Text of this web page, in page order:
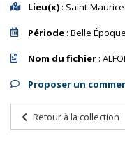
Lieu(x) : Saint-
Période : Belle
Nom du fichier :
Proposer un
Retour à la collection